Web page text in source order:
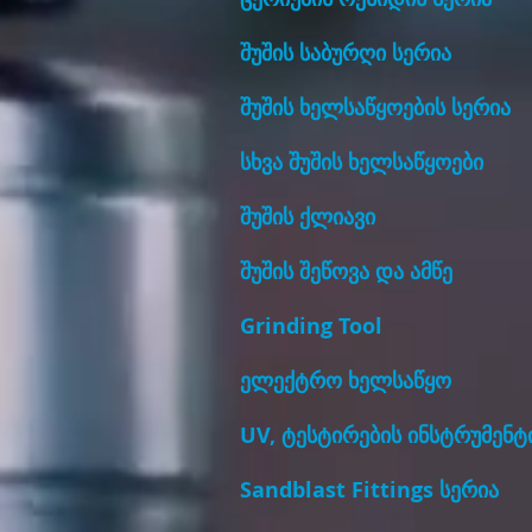
შუშის საბურღი სერია
შუშის ხელსაწყოების სერია
სხვა შუშის ხელსაწყოები
შუშის ქლიავი
შუშის შეწოვა და ამწე
Grinding Tool
ელექტრო ხელსაწყო
UV, ტესტირების
Sandblast Fittings სერია